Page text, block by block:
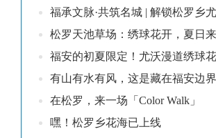
来，松罗乡后洋村
居、乡风和美”建
力、久久为功，昔
画卷。[ 循着关键
受畲村发展的变
松罗天池草场：绣球花开，夏日
在松罗，来一场「Color Walk」
嘿！松罗乡花海已上线